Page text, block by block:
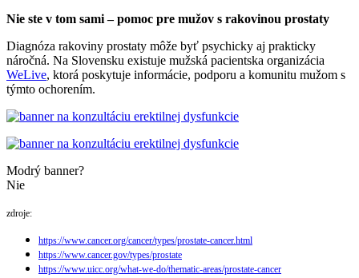
Nie ste v tom sami – pomoc pre mužov s rakovinou prostaty
Diagnóza rakoviny prostaty môže byť psychicky aj prakticky
náročná. Na Slovensku existuje mužská pacientska organizácia
WeLive, ktorá poskytuje informácie, podporu a komunitu mužom s
týmto ochorením.
Modrý banner?
Nie
zdroje:
https://www.cancer.org/cancer/types/prostate-cancer.html
https://www.cancer.gov/types/prostate
https://www.uicc.org/what-we-do/thematic-areas/prostate-cancer